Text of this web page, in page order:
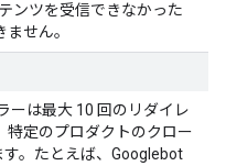
ンツを受信できなかった
せん。
ーは最大 10 回のリダイレ
特定のプロダクトのクロー
。たとえば、Googlebot